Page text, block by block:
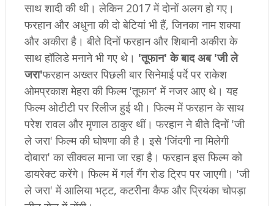
साथ शादी की थी। लेकिन 2017 में दोनों अलग हो गए।
फरहान और अधुना की दो बेटियां भी हैं, जिनका नाम शक्‍या
और अकीरा है। बीते दिनों फरहान और श‍िबानी अकीरा के
साथ हॉलिडे मनाने भी गए थे। 'तूफान' के बाद अब 'जी ले
जरा'फरहान अख्‍तर पिछली बार सिनेमाई पर्दे पर राकेश
ओमप्रकाश मेहरा की फिल्‍म 'तूफान' में नजर आए थे। यह
फिल्म ओटीटी पर रिलीज हुई थी। फिल्‍म में फरहान के साथ
परेश रावल और मृणाल ठाकुर थीं। फरहान ने बीते दिनों 'जी
ले जरा' फिल्‍म की घोषणा की है। इसे 'जिंदगी ना मिलेगी
दोबारा' का सीक्‍वल माना जा रहा है। फरहान इस फिल्‍म को
डायरेक्‍ट करेंगे। फिल्‍म में गर्ल गैंग रोड ट्रिप पर जाएगी। 'जी
ले जरा' में आलिया भट्ट, कटरीना कैफ और प्रियंका चोपड़ा